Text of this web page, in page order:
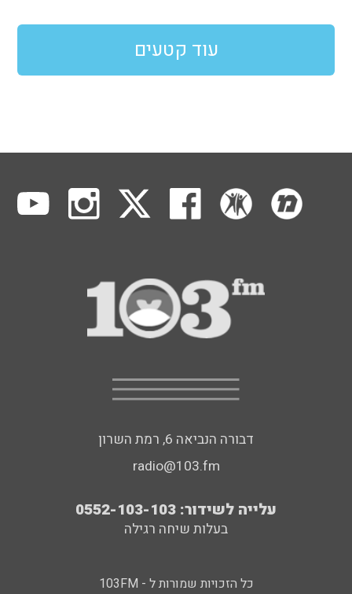
עוד קטעים
דבורה הנביאה 6, רמת השרון
radio@103.fm
עלייה לשידור: 0552-103-103
בעלות שיחה רגילה
כל הזכויות שמורות ל - 103FM